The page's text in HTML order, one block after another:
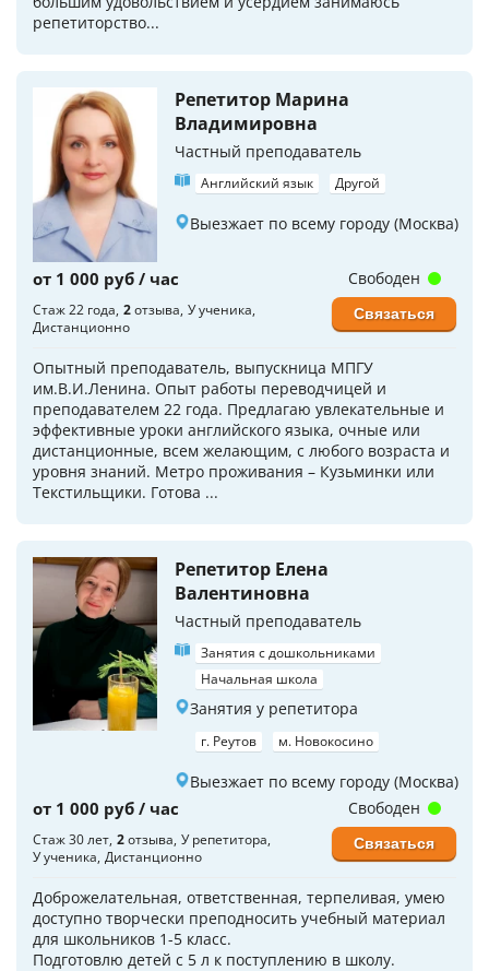
репетиторство...
Репетитор Марина
Владимировна
Частный преподаватель
Английский язык Другой
Выезжает по всему городу (Москва)
от 1 000 руб / час
Стаж 22 года 2отзыва У ученика
Дистанционно
Опытный преподаватель, выпускница МПГУ
им.В.И.Ленина. Опыт работы переводчицей и
преподавателем 22 года. Предлагаю увлекательные и
эффективные уроки английского языка, очные или
дистанционные, всем желающим, с любого возраста и
уровня знаний. Метро проживания – Кузьминки или
Текстильщики. Готова ...
Свободен
Связаться
Репетитор Елена
Валентиновна
Частный преподаватель
Занятия с дошкольниками
Начальная школа
Занятия у репетитора
г. Реутов м. Новокосино
Выезжает по всему городу (Москва)
от 1 000 руб / час
Стаж 30 лет 2отзыва У репетитора
У ученика Дистанционно
Доброжелательная, ответственная, терпеливая, умею
доступно творчески преподносить учебный материал
для школьников 1-5 класс.
Подготовлю детей с 5 л к поступлению в школу.
Свободен
Связаться